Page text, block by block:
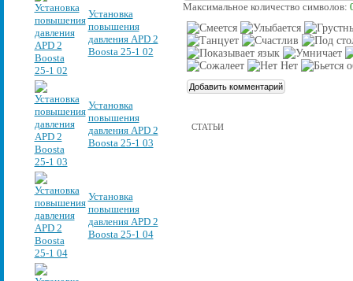
Установка
повышения
давления APD 2
Boosta 25-1 02
Установка
повышения
давления APD 2
Boosta 25-1 03
Установка
повышения
давления APD 2
Boosta 25-1 04
Максимальное количество символов:
СТАТЬИ